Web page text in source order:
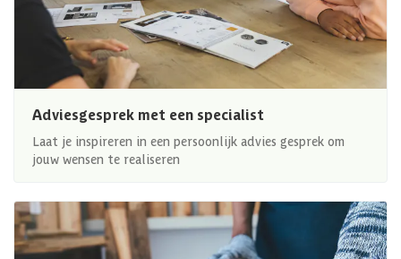
Adviesgesprek met een specialist
Laat je inspireren in een persoonlijk advies gesprek om
jouw wensen te realiseren